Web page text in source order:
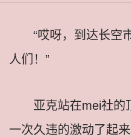
“哎呀，到达长空
人们！”
亚克站在mei社的
一次久违的激动了起来